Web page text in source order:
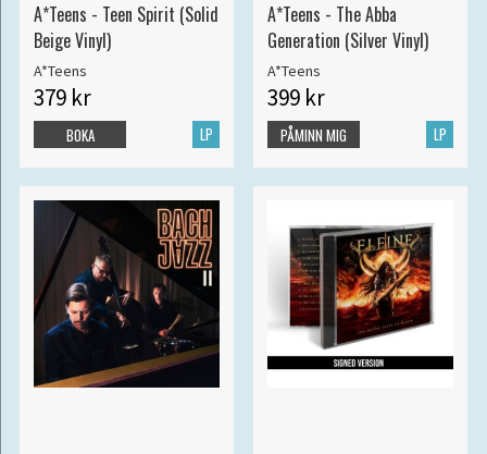
A*Teens - Teen Spirit (Solid
Beige Vinyl)
A*Teens
379 kr
LP
BOKA
A*Teens - The Abba
Generation (Silver Vinyl)
A*Teens
399 kr
LP
PÅMINN MIG